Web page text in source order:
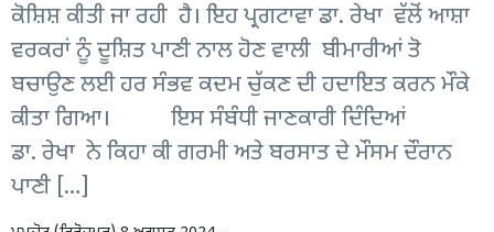
ਕੋਸ਼ਿਸ਼ ਕੀਤੀ ਜਾ ਰਹੀ ਹੈ। ਇਹ ਪ੍ਰਗਟਾਵਾ ਡਾ. ਰੇਖਾ ਵੱਲੋਂ ਆਸ਼ਾ
ਵਰਕਰਾਂ ਨੂੰ ਦੂਸ਼ਿਤ ਪਾਣੀ ਨਾਲ ਹੋਣ ਵਾਲੀ ਬੀਮਾਰੀਆਂ ਤੋ
ਬਚਾਉਣ ਲਈ ਹਰ ਸੰਭਵ ਕਦਮ ਚੁੱਕਣ ਦੀ ਹਦਾਇਤ ਕਰਨ ਮੌਕੇ
ਕੀਤਾ ਗਿਆ। ਇਸ ਸੰਬੰਧੀ ਜਾਣਕਾਰੀ ਦਿੰਦਿਆਂ
ਡਾ. ਰੇਖਾ ਨੇ ਕਿਹਾ ਕੀ ਗਰਮੀ ਅਤੇ ਬਰਸਾਤ ਦੇ ਮੌਸਮ ਦੌਰਾਨ
ਪਾਣੀ […]